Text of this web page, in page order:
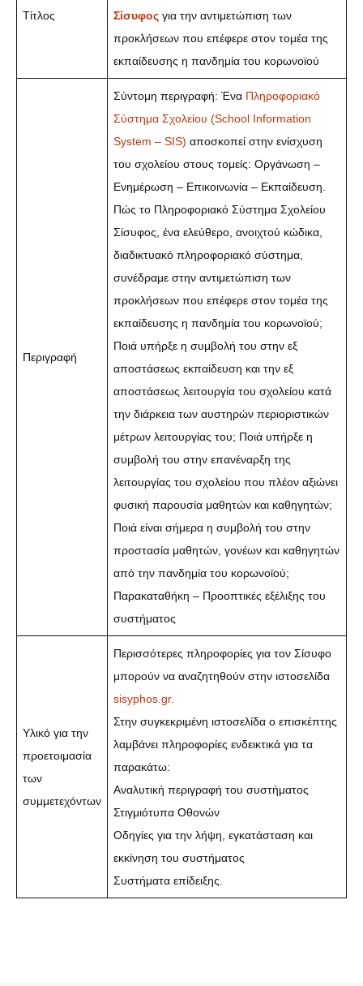
Τίτλος
Σίσυφος για την αντιμετώπιση των
προκλήσεων που επέφερε στον τομέα της
εκπαίδευσης η πανδημία του κορωνοϊού
Περιγραφή
Σύντομη περιγραφή: Ένα Πληροφοριακό
Σύστημα Σχολείου (School Information
System – SIS) αποσκοπεί στην ενίσχυση
του σχολείου στους τομείς: Οργάνωση –
Ενημέρωση – Επικοινωνία – Εκπαίδευση.
Πώς το Πληροφοριακό Σύστημα Σχολείου
Σίσυφος, ένα ελεύθερο, ανοιχτού κώδικα,
διαδικτυακό πληροφοριακό σύστημα,
συνέδραμε στην αντιμετώπιση των
προκλήσεων που επέφερε στον τομέα της
εκπαίδευσης η πανδημία του κορωνοϊού;
Ποιά υπήρξε η συμβολή του στην εξ
αποστάσεως εκπαίδευση και την εξ
αποστάσεως λειτουργία του σχολείου κατά
την διάρκεια των αυστηρών περιοριστικών
μέτρων λειτουργίας του; Ποιά υπήρξε η
συμβολή του στην επανέναρξη της
λειτουργίας του σχολείου που πλέον αξιώνει
φυσική παρουσία μαθητών και καθηγητών;
Ποιά είναι σήμερα η συμβολή του στην
προστασία μαθητών, γονέων και καθηγητών
από την πανδημία του κορωνοϊού;
Παρακαταθήκη – Προοπτικές εξέλιξης του
συστήματος
Υλικό για την
προετοιμασία
των
συμμετεχόντων
Περισσότερες πληροφορίες για τον Σίσυφο
μπορούν να αναζητηθούν στην ιστοσελίδα
sisyphos.gr.
Στην συγκεκριμένη ιστοσελίδα ο επισκέπτης
λαμβάνει πληροφορίες ενδεικτικά για τα
παρακάτω:
Αναλυτική περιγραφή του συστήματος
Στιγμιότυπα Οθονών
Οδηγίες για την λήψη, εγκατάσταση και
εκκίνηση του συστήματος
Συστήματα επίδειξης.